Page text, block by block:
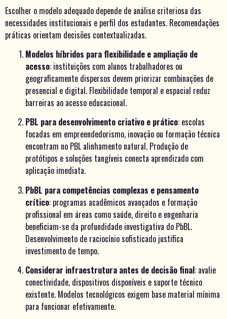
Escolher o modelo adequado depende de análise criteriosa das
necessidades institucionais e perfil dos estudantes. Recomendações
práticas orientam decisões contextualizadas.
Modelos híbridos para flexibilidade e ampliação de
acesso: instituições com alunos trabalhadores ou
geograficamente dispersos devem priorizar combinações de
presencial e digital. Flexibilidade temporal e espacial reduz
barreiras ao acesso educacional.
PBL para desenvolvimento criativo e prático: escolas
focadas em empreendedorismo, inovação ou formação técnica
encontram no PBL alinhamento natural. Produção de
protótipos e soluções tangíveis conecta aprendizado com
aplicação imediata.
PbBL para competências complexas e pensamento
crítico: programas acadêmicos avançados e formação
profissional em áreas como saúde, direito e engenharia
beneficiam-se da profundidade investigativa do PbBL.
Desenvolvimento de raciocínio sofisticado justifica
investimento de tempo.
Considerar infraestrutura antes de decisão final: avalie
conectividade, dispositivos disponíveis e suporte técnico
existente. Modelos tecnológicos exigem base material mínima
para funcionar efetivamente.